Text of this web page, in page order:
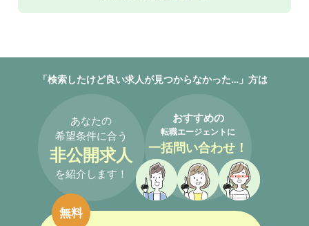
「検索したけど良い求人が見つからなかった…」方は
あなたの
希望条件に合う
非公開求人
を紹介します！
おすすめの
転職エージェントに
一括問い合わせ！
無料